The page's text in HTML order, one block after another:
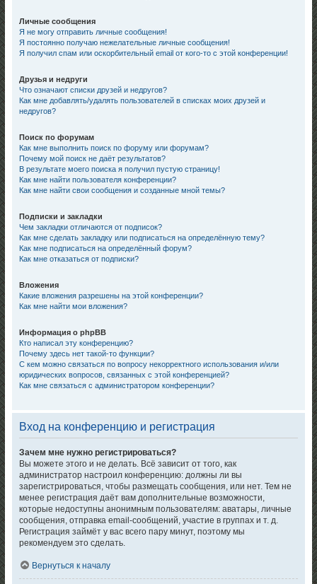
Личные сообщения
Я не могу отправить личные сообщения!
Я постоянно получаю нежелательные личные сообщения!
Я получил спам или оскорбительный email от кого-то с этой конференции!
Друзья и недруги
Что означают списки друзей и недругов?
Как мне добавлять/удалять пользователей в списках моих друзей и
недругов?
Поиск по форумам
Как мне выполнить поиск по форуму или форумам?
Почему мой поиск не даёт результатов?
В результате моего поиска я получил пустую страницу!
Как мне найти пользователя конференции?
Как мне найти свои сообщения и созданные мной темы?
Подписки и закладки
Чем закладки отличаются от подписок?
Как мне сделать закладку или подписаться на определённую тему?
Как мне подписаться на определённый форум?
Как мне отказаться от подписки?
Вложения
Какие вложения разрешены на этой конференции?
Как мне найти мои вложения?
Информация о phpBB
Кто написал эту конференцию?
Почему здесь нет такой-то функции?
С кем можно связаться по вопросу некорректного использования и/или
юридических вопросов, связанных с этой конференцией?
Как мне связаться с администратором конференции?
Вход на конференцию и регистрация
Зачем мне нужно регистрироваться?
Вы можете этого и не делать. Всё зависит от того, как
администратор настроил конференцию: должны ли вы
зарегистрироваться, чтобы размещать сообщения, или нет. Тем не
менее регистрация даёт вам дополнительные возможности,
которые недоступны анонимным пользователям: аватары, личные
сообщения, отправка email-сообщений, участие в группах и т. д.
Регистрация займёт у вас всего пару минут, поэтому мы
рекомендуем это сделать.
Вернуться к началу